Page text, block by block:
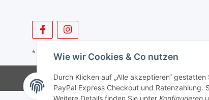
* Alle Preise zzgl. gesetzlicher USt., zzgl. Versand
Wie wir Cookies & Co nutzen
Durch Klicken auf „Alle akzeptieren“
PayPal Express Checkout und